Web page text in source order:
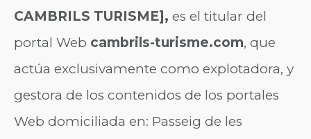
CAMBRILS TURISME], es el titular del
portal Web cambrils-turisme.com, que
actúa exclusivamente como explotadora, y
gestora de los contenidos de los portales
Web domiciliada en: Passeig de les